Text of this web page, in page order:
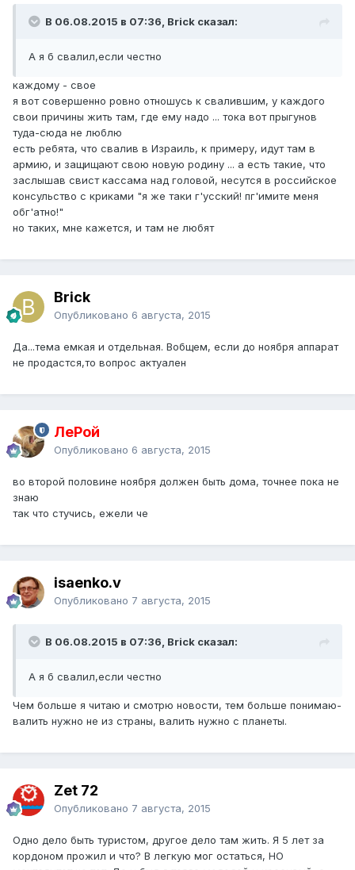
В 06.08.2015 в 07:36, Brick сказал:
А я б свалил,если честно
каждому - свое
я вот совершенно ровно отношусь к свалившим, у каждого
свои причины жить там, где ему надо ... тока вот прыгунов
туда-сюда не люблю
есть ребята, что свалив в Израиль, к примеру, идут там в
армию, и защищают свою новую родину ... а есть такие, что
заслышав свист кассама над головой, несутся в российское
консульство с криками "я же таки г'усский! пг'имите меня
обг'атно!"
но таких, мне кажется, и там не любят
Brick
Опубликовано 6 августа, 2015
Да...тема емкая и отдельная. Вобщем, если до ноября аппарат
не продастся,то вопрос актуален
ЛеРой
Опубликовано 6 августа, 2015
во второй половине ноября должен быть дома, точнее пока не
знаю
так что стучись, ежели че
isaenko.v
Опубликовано 7 августа, 2015
В 06.08.2015 в 07:36, Brick сказал:
А я б свалил,если честно
Чем больше я читаю и смотрю новости, тем больше понимаю-
валить нужно не из страны, валить нужно с планеты.
Zet 72
Опубликовано 7 августа, 2015
Одно дело быть туристом, другое дело там жить. Я 5 лет за
кордоном прожил и что? В легкую мог остаться, НО